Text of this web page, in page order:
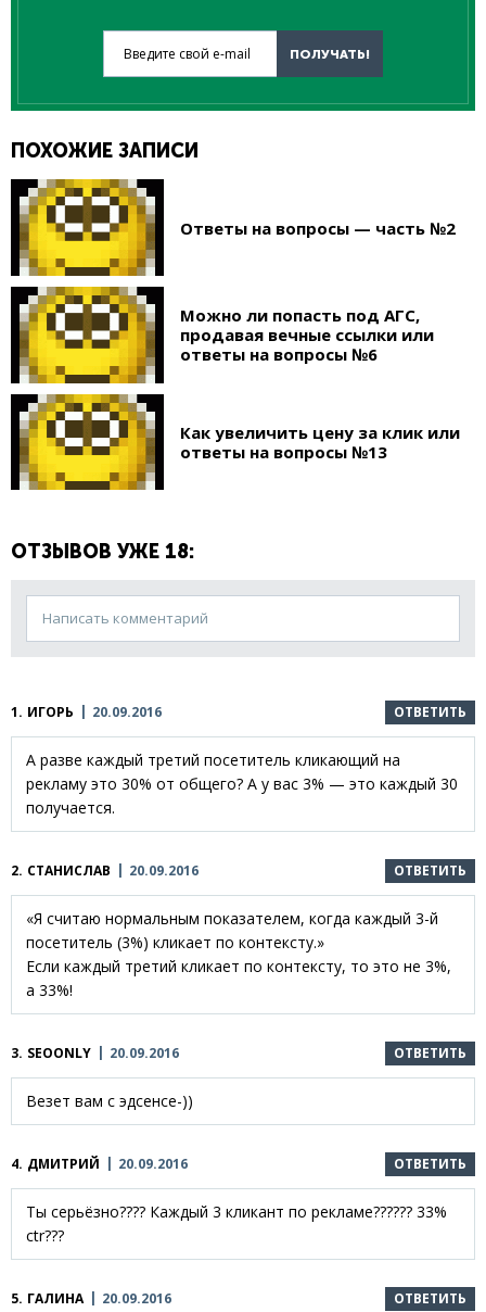
ПОЛУЧАТЬ!
ПОХОЖИЕ ЗАПИСИ
Ответы на вопросы — часть №2
Можно ли попасть под АГС,
продавая вечные ссылки или
ответы на вопросы №6
Как увеличить цену за клик или
ответы на вопросы №13
ОТЗЫВОВ УЖЕ 18:
Написать комментарий
1. ИГОРЬ 20.09.2016 ОТВЕТИТЬ
А разве каждый третий посетитель кликающий на
рекламу это 30% от общего? А у вас 3% — это каждый 30
получается.
2. СТАНИСЛАВ 20.09.2016 ОТВЕТИТЬ
«Я считаю нормальным показателем, когда каждый 3-й
посетитель (3%) кликает по контексту.»
Если каждый третий кликает по контексту, то это не 3%,
а 33%!
3. SEOONLY 20.09.2016 ОТВЕТИТЬ
Везет вам с эдсенсе-))
4. ДМИТРИЙ 20.09.2016 ОТВЕТИТЬ
Ты серьёзно???? Каждый 3 кликант по рекламе?????? 33%
ctr???
5. ГАЛИНА 20.09.2016 ОТВЕТИТЬ